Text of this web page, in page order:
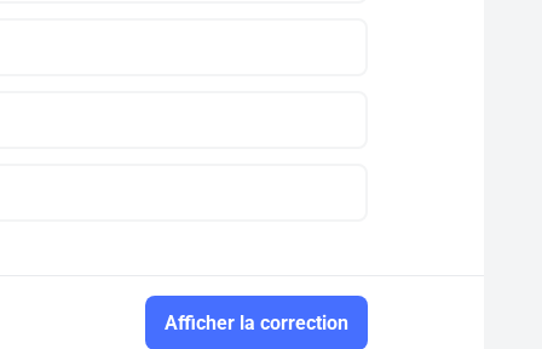
Afficher la correction